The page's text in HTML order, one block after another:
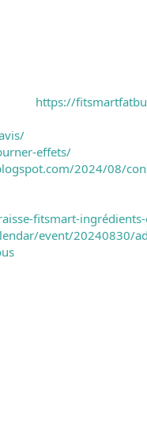
https://
effets/
2024/08/
fitsmart-
event/20240830/